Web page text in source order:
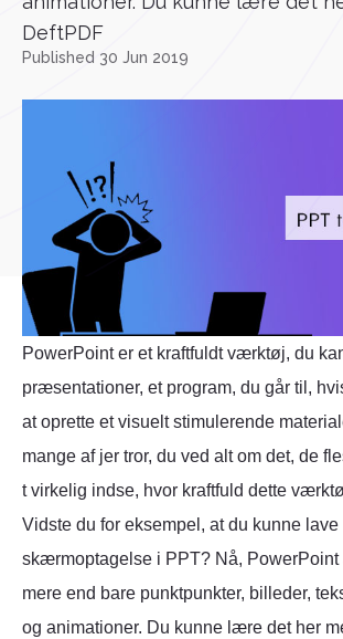
DeftPDF
Published 30 Jun 2019
PowerPoint er et kraftfuldt værktøj, du
præsentationer, et program, du går til,
at oprette et visuelt stimulerende
mange af jer tror, du ved alt om det, de
t virkelig indse, hvor kraftfuld dette
Vidste du for eksempel, at du kunne lave
skærmoptagelse i PPT? Nå,
mere end bare punktpunkter, billeder,
og animationer. Du kunne lære det her